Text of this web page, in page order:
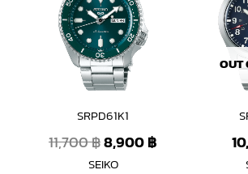
SRPD61K1
11,700฿
11,700 ฿.
8,900฿
SEIKO
OUT